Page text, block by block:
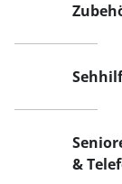
&